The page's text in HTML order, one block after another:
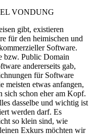
VONDUNG
gibt, existieren
für den heimischen und
Software.
bzw. Public Domain
andererseits gab,
für Software
meisten etwas anfangen,
sich schon eher am Kopf.
dasselbe und wichtig ist
werden darf. Es
so klein sind, wie
Exkurs möchten wir